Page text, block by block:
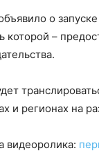
о
–
и регионах на
видеоролика: